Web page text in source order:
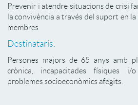
Prevenir i atendre situacions de crisi
la convivència a través del suport en
membres
Destinataris:
Persones majors de 65 anys amb
crònica, incapacitades físiques
problemes socioeconòmics afegits.